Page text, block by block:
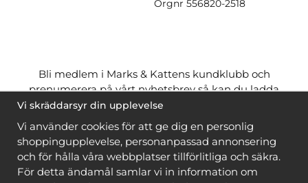
Orgnr 556820-2518
Bli medlem i Marks & Kattens kundklubb och
prenumerera på vårt nyhetsbrev så kan du ladda
ner många mönstergratisoch få många
när du handlar garn till mönstret. Du ser vilka som
är
gratis när du är inloggad
Bli medlem
Vi skräddarsyr din upplevelse
Vi använder cookies för att ge dig en personlig
shoppingupplevelse, personanpassad annonsering
och för hålla våra webbplatser tillförlitliga och säkra.
För detta ändamål samlar vi in information om